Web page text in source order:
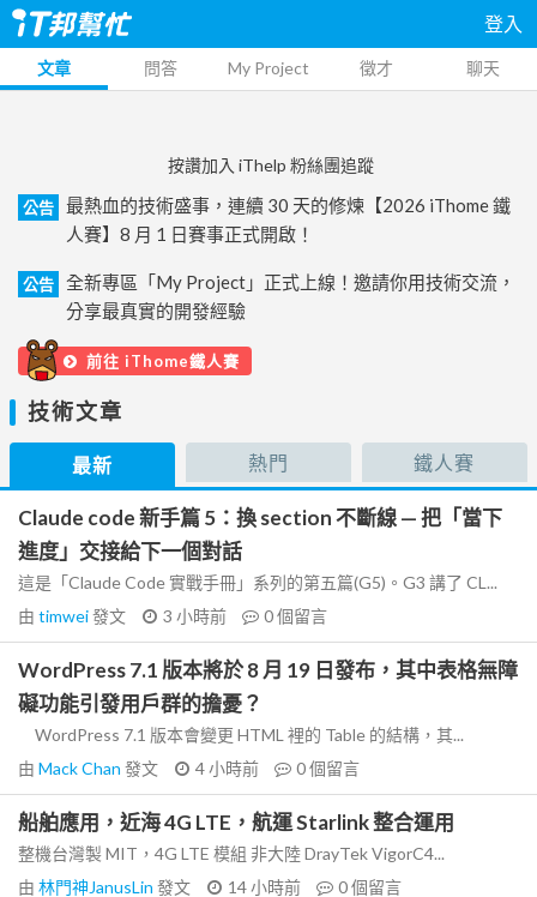
登入
文章 問答 My Project 徵才 聊天
按讚加入 iThelp 粉絲團追蹤
公告
最熱血的技術盛事，連續 30 天的修煉【2026 iThome 鐵
人賽】8 月 1 日賽事正式開啟！
公告
全新專區「My Project」正式上線！邀請你用技術交流，
分享最真實的開發經驗
前往 iThome鐵人賽
技術文章
最新 熱門 鐵人賽
Claude code 新手篇 5：換 section 不斷線 — 把「當下
進度」交接給下一個對話
這是「Claude Code 實戰手冊」系列的第五篇(G5)。G3 講了 CL...
由 timwei發文 3 小時前 0個留言
WordPress 7.1 版本將於 8 月 19 日發布，其中表格無障
礙功能引發用戶群的擔憂？
WordPress 7.1 版本會變更 HTML 裡的 Table 的結構，其...
由 Mack Chan 發文 4 小時前 0個留言
船舶應用，近海 4G LTE，航運 Starlink 整合運用
整機台灣製 MIT，4G LTE 模組 非大陸 DrayTek VigorC4...
由 林門神JanusLin 發文 14 小時前 0個留言